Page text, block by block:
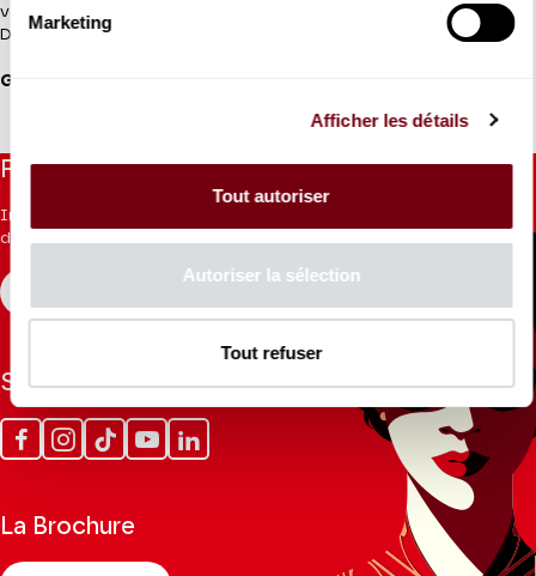
Marketing
Afficher les détails
Tout autoriser
Autoriser la sélection
Tout refuser
votre passion, et les fauteuils du Théâtre !
Découvrez les derniers portraits...
Gabriella Mejia
Restez informés
Inscrivez-vous à la newsletter pour recevoir les informations
du Théâtre.
Suivez-nous
FacebookInstagram
Tik
Tok
YoutubeLinkedin
La Brochure